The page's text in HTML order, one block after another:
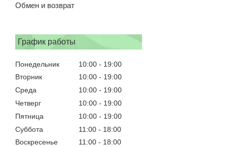
Обмен и возврат
График работы
Понедельник 10:00
19:00
Вторник
10:00
19:00
Среда
10:00
19:00
Четверг
10:00
19:00
Пятница
10:00
19:00
Суббота
11:00
18:00
Воскресенье
11:00 18:00